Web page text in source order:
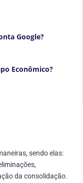
Google?
Econômico?
sendo elas:
da consolidação.